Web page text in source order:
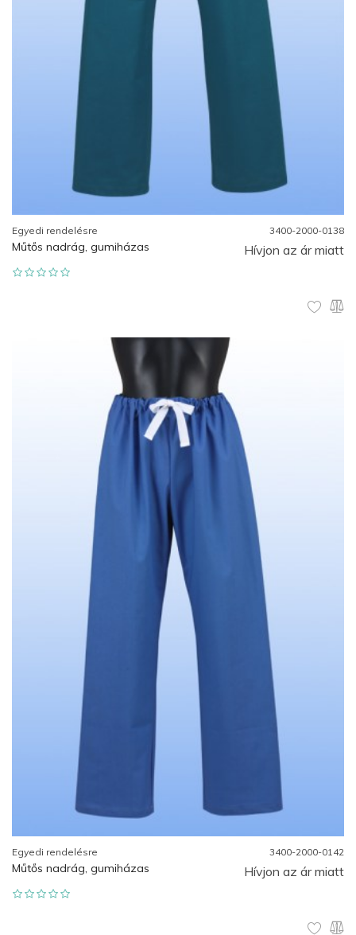
Egyedi rendelésre 3400-2000-0138
Műtős nadrág, gumiházas Hívjon az ár miatt
Egyedi rendelésre 3400-2000-0142
Műtős nadrág, gumiházas Hívjon az ár miatt